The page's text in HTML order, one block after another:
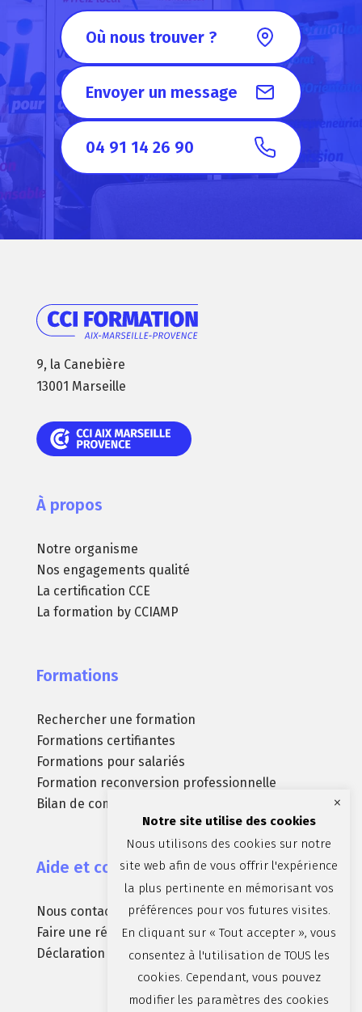
Où nous trouver ?
Envoyer un message
04 91 14 26 90
9, la Canebière
13001 Marseille
À propos
Notre organisme
Nos engagements qualité
La certification CCE
La formation by CCIAMP
Formations
Rechercher une formation
Formations certifiantes
Formations pour salariés
Formation reconversion professionnelle
Bilan de compétences
Aide et contact
Nous contacter
Faire une réclamation
Déclaration d’accessibilité (non conforme)
Notre site utilise des cookies
Nous utilisons des cookies sur notre
site web afin de vous offrir l'expérience
la plus pertinente en mémorisant vos
préférences pour vos futures visites.
En cliquant sur « Tout accepter », vous
consentez à l'utilisation de TOUS les
cookies. Cependant, vous pouvez
modifier les paramètres des cookies
×